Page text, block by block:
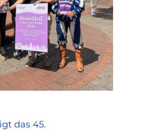
© Stadt Haltern am See
das 45.